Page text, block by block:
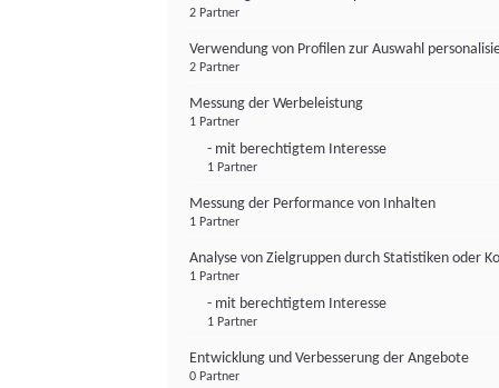
2 Partner
Verwendung von Profilen zur Auswahl
2 Partner
Messung der Werbeleistung
1 Partner
- mit berechtigtem Interesse
1 Partner
Messung der Performance von Inhalten
1 Partner
Analyse von Zielgruppen durch Statistiken oder
1 Partner
- mit berechtigtem Interesse
1 Partner
Entwicklung und Verbesserung der Angebote
0 Partner